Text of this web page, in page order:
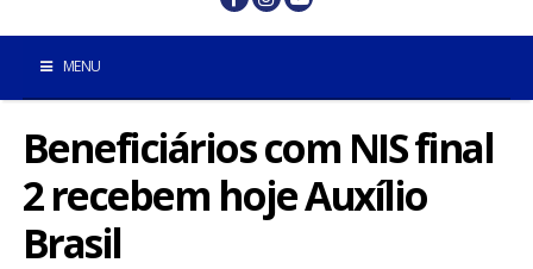
MENU
INÍCIO
POMBAL E REGIÃO
Beneficiários com NIS final
2 recebem hoje Auxílio
Brasil